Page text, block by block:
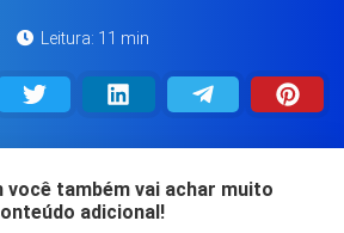
Leitura: 11 min
você também vai achar muito
adicional!